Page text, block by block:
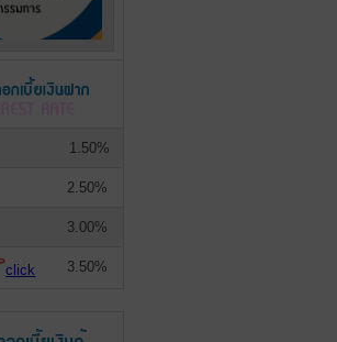
1.50%
2.50%
3.00%
click 3.50%